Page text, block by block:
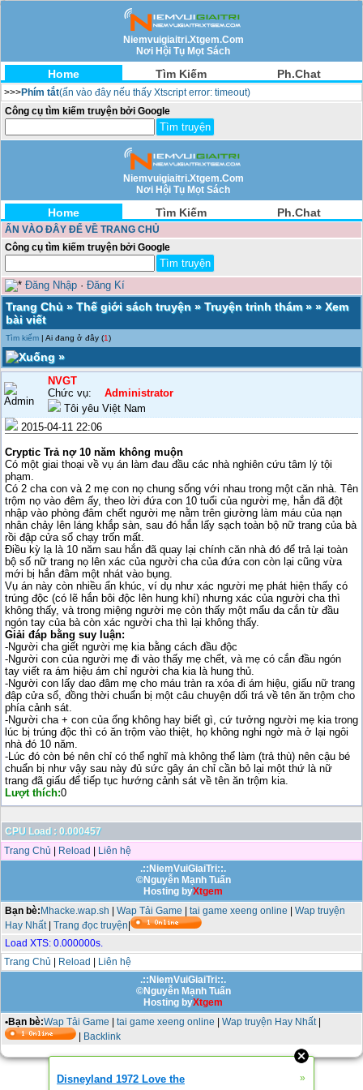
Niemvuigiaitri.Xtgem.Com
Nơi Hội Tụ Mọt Sách
Home Tìm Kiếm Ph.Chat
>>>Phím tắt(ấn vào đây nếu thấy Xtscript error: timeout)
Công cụ tìm kiếm truyện bởi Google
Niemvuigiaitri.Xtgem.Com
Nơi Hội Tụ Mọt Sách
Home Tìm Kiếm Ph.Chat
ẤN VÀO ĐÂY ĐỂ VỀ TRANG CHỦ
Công cụ tìm kiếm truyện bởi Google
Đăng Nhập · Đăng Kí
Trang Chủ » Thế giới sách truyện » Truyện trinh thám» » Xem
bài viết
Tìm kiếm | Ai đang ở đây (1)
»
NVGT
Chức vụ: Administrator
Tôi yêu Việt Nam
2015-04-11 22:06
Cryptic Trả nợ 10 năm không muộn
Có một giai thoại về vụ án làm đau đầu các nhà nghiên cứu tâm lý tội
phạm.
Có 2 cha con và 2 mẹ con nọ chung sống với nhau trong một căn nhà. Tên
trộm nọ vào đêm ấy, theo lời đứa con 10 tuổi của người mẹ, hắn đã đột
nhập vào phòng đâm chết người mẹ nằm trên giường làm máu của nạn
nhân chảy lên láng khắp sàn, sau đó hắn lấy sạch toàn bộ nữ trang của bà
rồi đập cửa sổ chạy trốn mất.
Điều kỳ lạ là 10 năm sau hắn đã quay lại chính căn nhà đó để trả lại toàn
bộ số nữ trang nọ lên xác của người cha của đứa con còn lại cũng vừa
mới bị hắn đâm một nhát vào bụng.
Vụ án này còn nhiều ẩn khúc, ví dụ như xác người mẹ phát hiện thấy có
trúng độc (có lẽ hắn bôi độc lên hung khí) nhưng xác của người cha thì
không thấy, và trong miệng người mẹ còn thấy một mẩu da cắn từ đầu
ngón tay của bà còn xác người cha thì lại không thấy.
Giải đáp bằng suy luận:
-Người cha giết người mẹ kia bằng cách đầu độc
-Người con của người mẹ đi vào thấy mẹ chết, và mẹ có cắn đầu ngón
tay viết ra ám hiệu ám chỉ người cha kia là hung thủ.
-Người con lấy dao đâm mẹ cho máu tràn ra xóa đi ám hiệu, giấu nữ trang
đập cửa sổ, đồng thời chuẩn bị một câu chuyện dối trá về tên ăn trộm cho
phía cảnh sát.
-Người cha + con của ổng không hay biết gì, cứ tưởng người mẹ kia trong
lúc bị trúng độc thì có ăn trộm vào thiệt, họ không nghi ngờ mà ở lại ngôi
nhà đó 10 năm.
-Lúc đó còn bé nên chỉ có thể nghĩ mà không thể làm (trả thù) nên cậu bé
chuẩn bị như vậy sau này đủ sức gây án chỉ cần bỏ lại một thứ là nữ
trang đã giấu để tiếp tục hướng cảnh sát về tên ăn trộm kia.
Lượt thích:0
CPU Load : 0.000457
Trang Chủ
Reload
Liên hệ
.::NiemVuiGiaiTri::.
©Nguyễn Mạnh Tuấn
Hosting byXtgem
Bạn bè: Mhacke.wap.sh Wap Tải Game tai game xeeng online
Wap truyện
Hay Nhất| Trang đọc truyện
Load XTS: 0.000000s.
Trang Chủ
Reload
Liên hệ
.::NiemVuiGiaiTri::.
©Nguyễn Mạnh Tuấn
Hosting byXtgem
•Bạn bè:Wap Tải Game tai game xeeng online Wap truyện Hay Nhất|
Backlink
Disneyland 1972 Love the »